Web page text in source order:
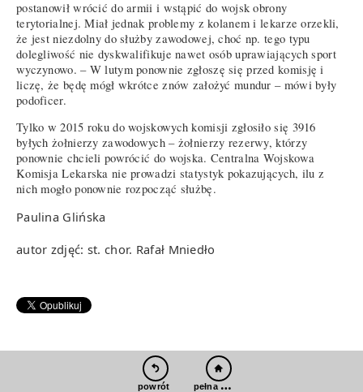
postanowił wrócić do armii i wstąpić do wojsk obrony
terytorialnej. Miał jednak problemy z kolanem i lekarze orzekli,
że jest niezdolny do służby zawodowej, choć np. tego typu
dolegliwość nie dyskwalifikuje nawet osób uprawiających sport
wyczynowo. – W lutym ponownie zgłoszę się przed komisję i
liczę, że będę mógł wkrótce znów założyć mundur – mówi były
podoficer.
Tylko w 2015 roku do wojskowych komisji zgłosiło się 3916
byłych żołnierzy zawodowych – żołnierzy rezerwy, którzy
ponownie chcieli powrócić do wojska. Centralna Wojskowa
Komisja Lekarska nie prowadzi statystyk pokazujących, ilu z
nich mogło ponownie rozpocząć służbę.
Paulina Glińska
autor zdjęć: st. chor. Rafał Mniedło
powrót pełna wersja